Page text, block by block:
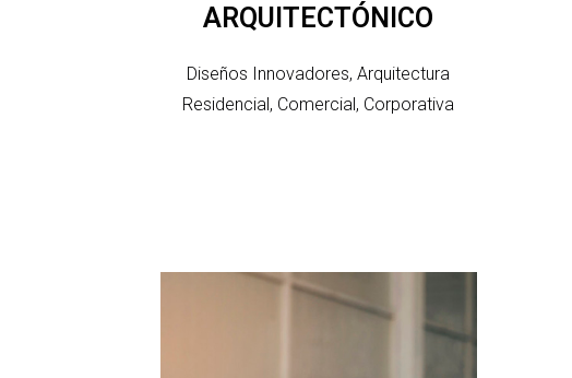
ARQUITECTÓNICO
Diseños Innovadores, Arquitectura
Residencial, Comercial, Corporativa